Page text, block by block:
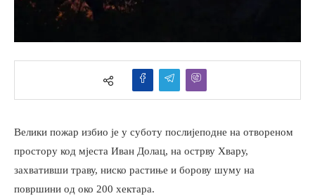
Велики пожар избио је у суботу послијеподне на отвореном
простору код мјеста Иван Долац, на острву Хвару,
захвативши траву, ниско растиње и борову шуму на
површини од око 200 хектара.